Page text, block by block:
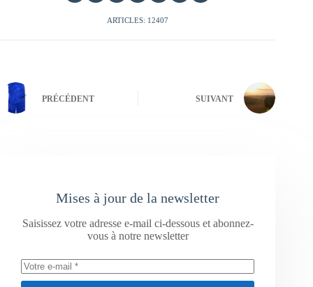
ARTICLES: 12407
PRÉCÉDENT SUIVANT
Mises à jour de la newsletter
Saisissez votre adresse e-mail ci-dessous et abonnez-
vous à notre newsletter